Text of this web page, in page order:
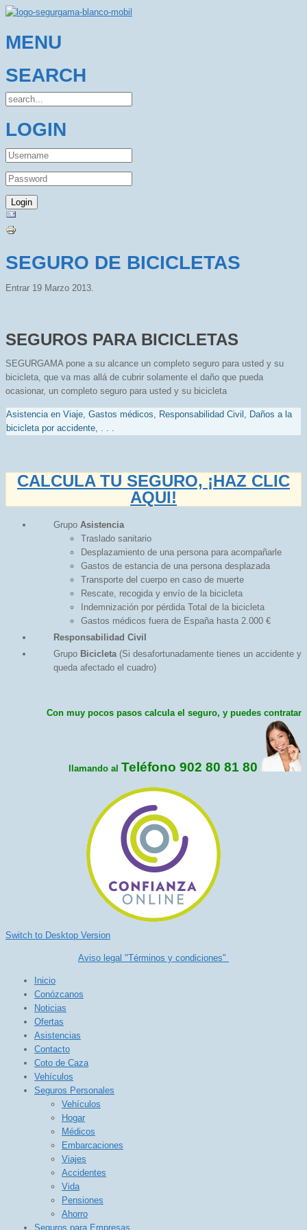
MENU
SEARCH
LOGIN
SEGURO DE BICICLETAS
Entrar 19 Marzo 2013.
SEGUROS PARA BICICLETAS
SEGURGAMA pone a su alcance un completo seguro para usted y su
bicicleta, que va mas allá de cubrir solamente el daño que pueda
ocasionar, un completo seguro para usted y su bicicleta
Asistencia en Viaje, Gastos médicos, Responsabilidad Civil, Daños a la
bicicleta por accidente, . . .
CALCULA TU SEGURO, ¡HAZ CLIC
AQUI!
Grupo Asistencia
Traslado sanitario
Desplazamiento de una persona para acompañarle
Gastos de estancia de una persona desplazada
Transporte del cuerpo en caso de muerte
Rescate, recogida y envío de la bicicleta
Indemnización por pérdida Total de la bicicleta
Gastos médicos fuera de España hasta 2.000 €
Responsabilidad Civil
Grupo Bicicleta(Si desafortunadamente tienes un accidente y
queda afectado el cuadro)
Con muy pocos pasos calcula el seguro, y puedes contratar
llamando al Teléfono 902 80 81 80
Switch to Desktop Version
Aviso legal "Términos y condiciones"
Inicio
Conózcanos
Noticias
Ofertas
Asistencias
Contacto
Coto de Caza
Vehículos
Seguros Personales
Vehículos
Hogar
Médicos
Embarcaciones
Viajes
Accidentes
Vida
Pensiones
Ahorro
Seguros para Empresas